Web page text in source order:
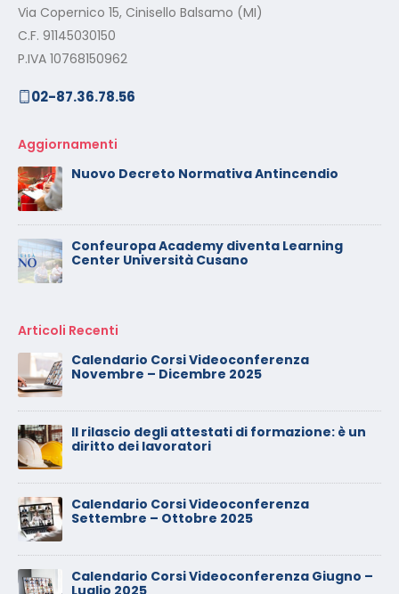
Via Copernico 15, Cinisello Balsamo (MI)
C.F. 91145030150
P.IVA 10768150962
02-87.36.78.56
Aggiornamenti
Nuovo Decreto Normativa Antincendio
Confeuropa Academy diventa Learning
Center Università Cusano
Articoli Recenti
Calendario Corsi Videoconferenza
Novembre – Dicembre 2025
Il rilascio degli attestati di formazione: è un
diritto dei lavoratori
Calendario Corsi Videoconferenza
Settembre – Ottobre 2025
Calendario Corsi Videoconferenza Giugno –